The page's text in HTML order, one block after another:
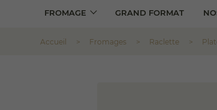
FROMAGE GRAND FORMAT
Accueil Fromages Raclette